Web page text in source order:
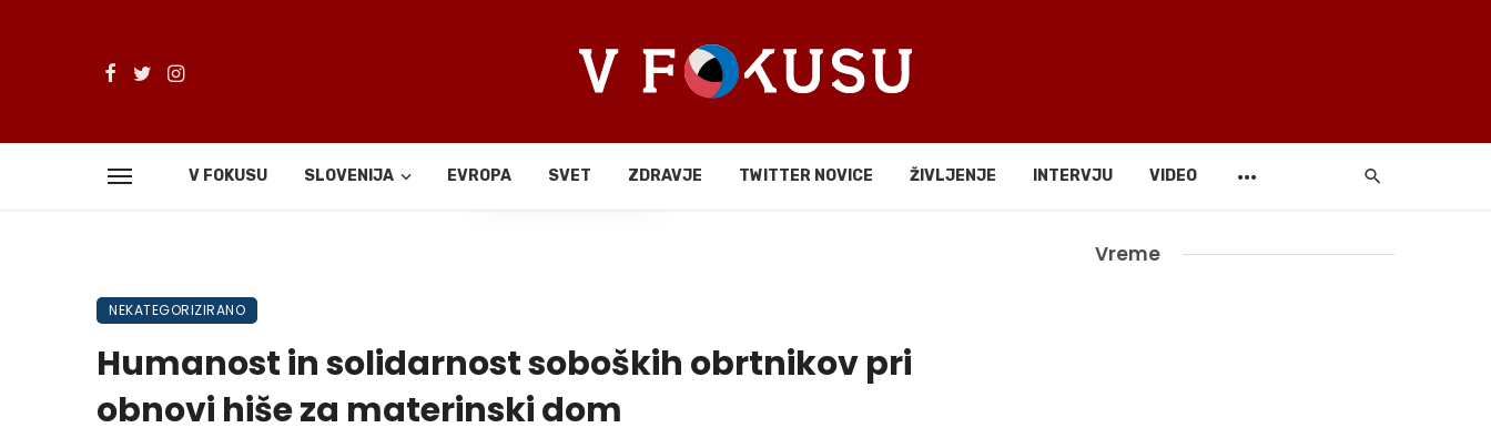
V FOKUSU SLOVENIJA EVROPA SVET ZDRAVJE TWITTER NOVICE ŽIVLJENJE INTERVJU VIDEO
Deli
NEKATEGORIZIRANO
Humanost in solidarnost soboških obrtnikov pri
obnovi hiše za materinski dom
Vreme